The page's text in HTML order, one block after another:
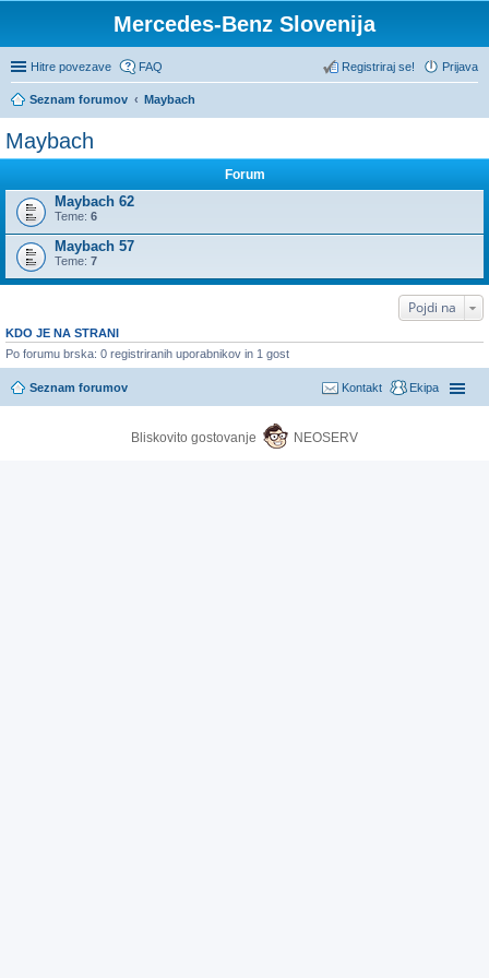
Mercedes-Benz Slovenija
Hitre povezave FAQ Prijava
Registriraj se!
Seznam forumov Maybach
Maybach
Forum
Maybach 62
Teme: 6
Maybach 57
Teme: 7
Pojdi na
KDO JE NA STRANI
Po forumu brska: 0 registriranih uporabnikov in 1 gost
Seznam forumov Ekipa
Kontakt
Bliskovito gostovanje NEOSERV